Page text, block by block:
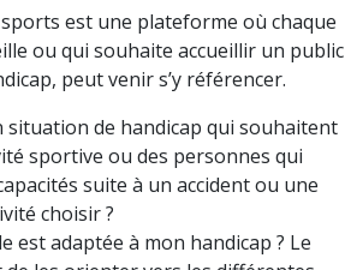
est une plateforme où chaque
ou qui souhaite accueillir un public
peut venir s’y référencer.
situation de handicap qui souhaitent
sportive ou des personnes qui
suite à un accident ou une
choisir ?
est adaptée à mon handicap ? Le